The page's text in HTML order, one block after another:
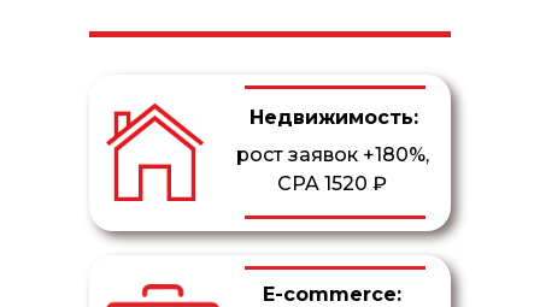
E-commerce:
Недвижимость:
рост заявок +180%,
CPA 1520 ₽